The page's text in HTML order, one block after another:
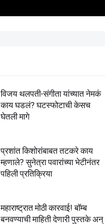
विजय थलपती-संगीता यांच्यात नेमकं
काय घडलं? घटस्फोटाची केसच
घेतली मागे
प्रशांत किशोरांबाबत तटकरे काय
म्हणाले? सुनेत्रा पवारांच्या भेटीनंतर
पहिली प्रतिक्रिया
महाराष्ट्रात मोठी कारवाई! बॉम्ब
बनवण्याची माहिती देणारी पुस्तके अन्